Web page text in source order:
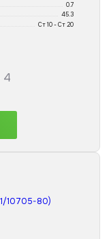
0.7
45.3
Ст 10 - Ст 20
4